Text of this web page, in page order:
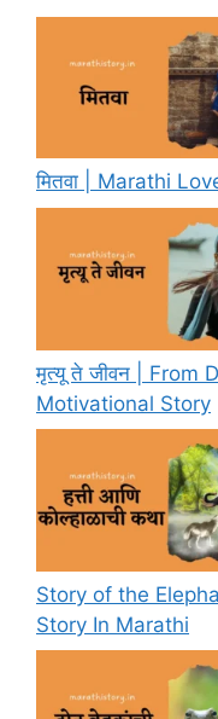
मितवा | Marathi
मृत्यू ते जीवन | From
Motivational Story
Story of the
Story In Marathi